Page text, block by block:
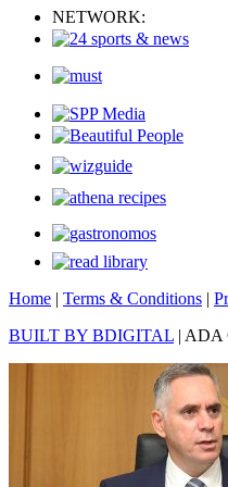
NETWORK:
Home | Terms & Conditions |
BUILT BY BDIGITAL | ADA